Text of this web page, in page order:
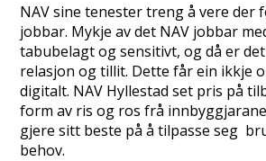
NAV sine tenester treng å vere der
jobbar. Mykje av det NAV jobbar
tabubelagt og sensitivt, og då er
relasjon og tillit. Dette får ein ikkje
digitalt. NAV Hyllestad set pris på
form av ris og ros frå
gjere sitt beste på å tilpasse seg
behov.